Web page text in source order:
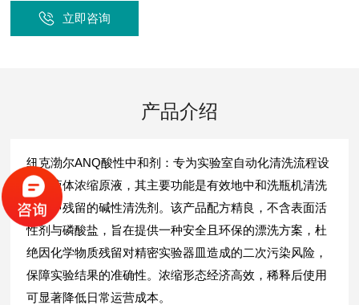
立即咨询
产品介绍
纽克渤尔ANQ酸性中和剂：专为实验室自动化清洗流程设
计的液体浓缩原液，其主要功能是有效地中和洗瓶机清洗
环节中残留的碱性清洗剂。该产品配方精良，不含表面活
性剂与磷酸盐，旨在提供一种安全且环保的漂洗方案，杜
绝因化学物质残留对精密实验器皿造成的二次污染风险，
保障实验结果的准确性。浓缩形态经济高效，稀释后使用
可显著降低日常运营成本。